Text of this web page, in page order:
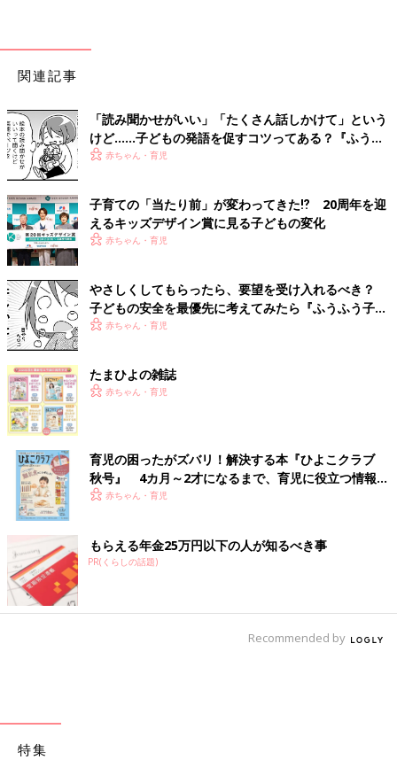
関連記事
「読み聞かせがいい」「たくさん話しかけて」という
けど……子どもの発語を促すコツってある？『ふうふ
う子育て ＃64』
赤ちゃん・育児
子育ての「当たり前」が変わってきた⁉ 20周年を迎
えるキッズデザイン賞に見る子どもの変化
赤ちゃん・育児
やさしくしてもらったら、要望を受け入れるべき？
子どもの安全を最優先に考えてみたら『ふうふう子育
て ＃59』
赤ちゃん・育児
たまひよの雑誌
赤ちゃん・育児
育児の困ったがズバリ！解決する本『ひよこクラブ
秋号』 4カ月～2才になるまで、育児に役立つ情報が
いっぱい！
赤ちゃん・育児
もらえる年金25万円以下の人が知るべき事
PR(くらしの話題)
Recommended by
特集